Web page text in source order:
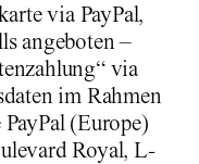
via PayPal,
angeboten –
via
im Rahmen
(Europe)
Royal, L-